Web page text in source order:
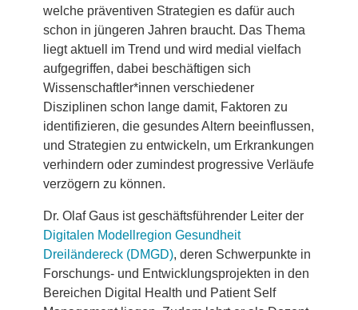
welche präventiven Strategien es dafür auch
schon in jüngeren Jahren braucht. Das Thema
liegt aktuell im Trend und wird medial vielfach
aufgegriffen, dabei beschäftigen sich
Wissenschaftler*innen verschiedener
Disziplinen schon lange damit, Faktoren zu
identifizieren, die gesundes Altern beeinflussen,
und Strategien zu entwickeln, um Erkrankungen
verhindern oder zumindest progressive Verläufe
verzögern zu können.
Dr. Olaf Gaus ist geschäftsführender Leiter der
Digitalen Modellregion Gesundheit
Dreiländereck (DMGD), deren Schwerpunkte in
Forschungs- und Entwicklungsprojekten in den
Bereichen Digital Health und Patient Self